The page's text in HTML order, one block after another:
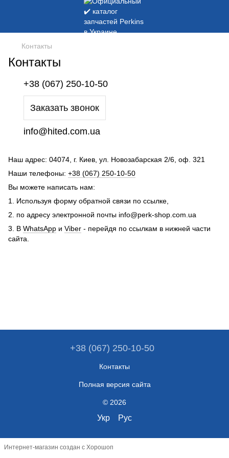
Контакты
Контакты
+38 (067) 250-10-50
Заказать звонок
info@hited.com.ua
Наш адрес: 04074, г. Киев, ул. Новозабарская 2/6, оф. 321
Наши телефоны: +38 (067) 250-10-50
Вы можете написать нам:
1. Используя форму обратной связи по ссылке,
2. по адресу электронной почты info@perk-shop.com.ua
3. В WhatsApp и Viber - перейдя по ссылкам в нижней части
сайта.
+38 (067) 250-10-50
Контакты
Полная версия сайта
© 2026
Укр Рус
Интернет-магазин создан с Хорошоп